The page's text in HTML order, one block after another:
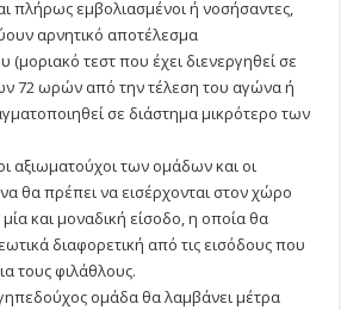
πλήρως εμβολιασμένοι ή νοσήσαντες,
αρνητικό αποτέλεσμα
(μοριακό τεστ που έχει διενεργηθεί σε
72 ωρών από την τέλεση του αγώνα ή
σε διάστημα μικρότερο των
αξιωματούχοι των ομάδων και οι
θα πρέπει να εισέρχονται στον χώρο
και μοναδική είσοδο, η οποία θα
διαφορετική από τις εισόδους που
τους φιλάθλους.
ομάδα θα λαμβάνει μέτρα